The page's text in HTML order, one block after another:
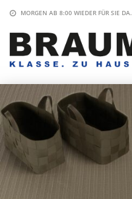
MORGEN AB 8:00 WIEDER FÜR SIE DA.